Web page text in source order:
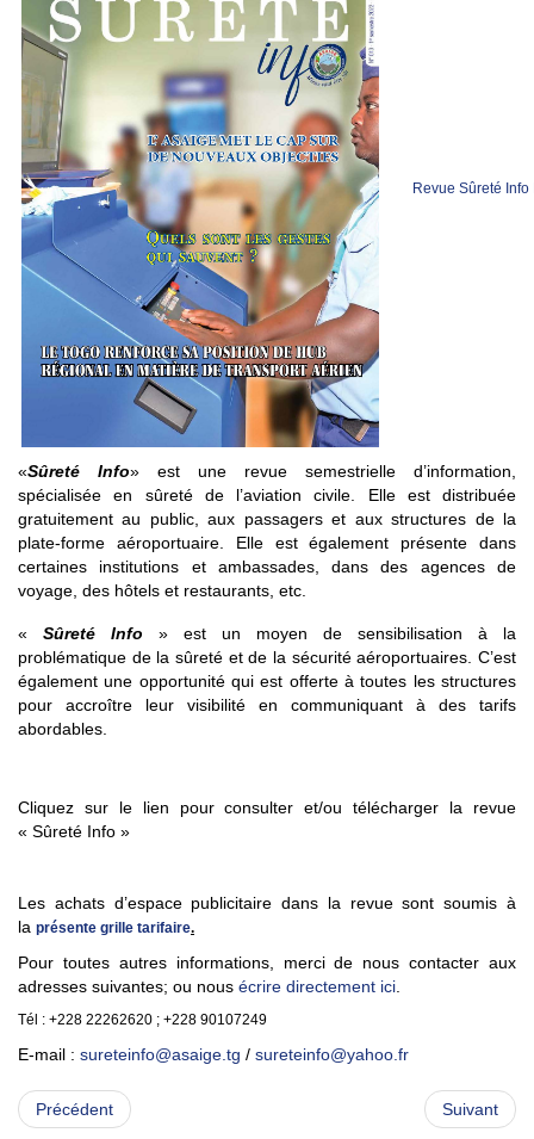
Revue Sûreté Info
«Sûreté Info» est une revue semestrielle d’information,
spécialisée en sûreté de l’aviation civile. Elle est distribuée
gratuitement au public, aux passagers et aux structures de la
plate-forme aéroportuaire. Elle est également présente dans
certaines institutions et ambassades, dans des agences de
voyage, des hôtels et restaurants, etc.
« Sûreté Info » est un moyen de sensibilisation à la
problématique de la sûreté et de la sécurité aéroportuaires. C’est
également une opportunité qui est offerte à toutes les structures
pour accroître leur visibilité en communiquant à des tarifs
abordables.
Cliquez sur le lien pour consulter et/ou télécharger la revue
« Sûreté Info »
Les achats d’espace publicitaire dans la revue sont soumis à
la présente grille tarifaire.
Pour toutes autres informations, merci de nous contacter aux
adresses suivantes; ou nous écrire directement ici
Tél : +228 22262620 ; +228 90107249
E-mail : sureteinfo@asaige.tg / sureteinfo@yahoo.fr
Précédent Suivant